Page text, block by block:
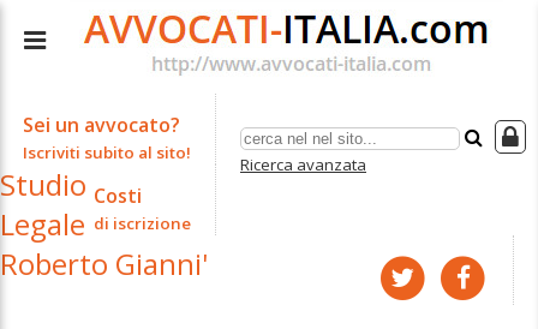
Ricerca avanzata
Sei un avvocato?
Iscriviti subito al sito!
Costi
di iscrizione
Studio
Legale
Roberto Gianni'